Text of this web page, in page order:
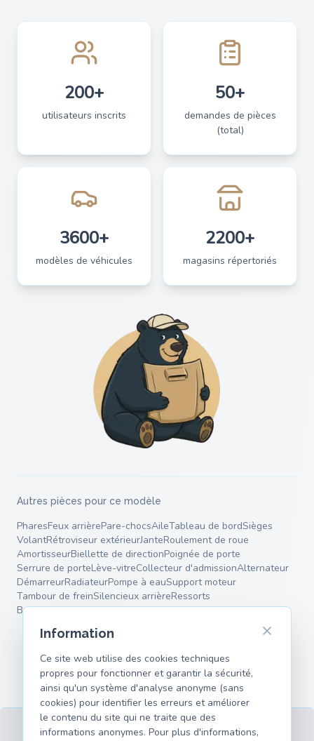
200+
utilisateurs inscrits
50+
demandes de pièces
(total)
3600+
modèles de véhicules
2200+
magasins répertoriés
Autres pièces pour ce modèle
PharesFeux arrièrePare-chocsAileTableau de bordSièges
VolantRétroviseur extérieurJanteRoulement de roue
AmortisseurBiellette de directionPoignée de porte
Serrure de porteLève-vitreCollecteur d'admissionAlternateur
DémarreurRadiateurPompe à eauSupport moteur
Tambour de freinSilencieux arrièreRessorts
Bras de suspension
Information
Ce site web utilise des cookies techniques
propres pour fonctionner et garantir la sécurité,
ainsi qu'un système d'analyse anonyme (sans
cookies) pour identifier les erreurs et améliorer
le contenu du site qui ne traite que des
informations anonymes. Pour plus d'informations,